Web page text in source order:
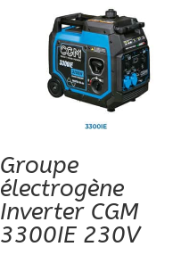
Groupe
électrogène
Inverter CGM
3300IE 230V